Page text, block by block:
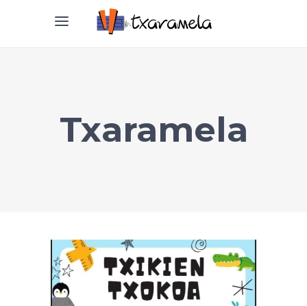
Txaramela